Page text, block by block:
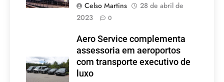
Celso Martins
28 de abril de
2023
0
Aero Service complementa
assessoria em aeroportos
com transporte executivo de
luxo